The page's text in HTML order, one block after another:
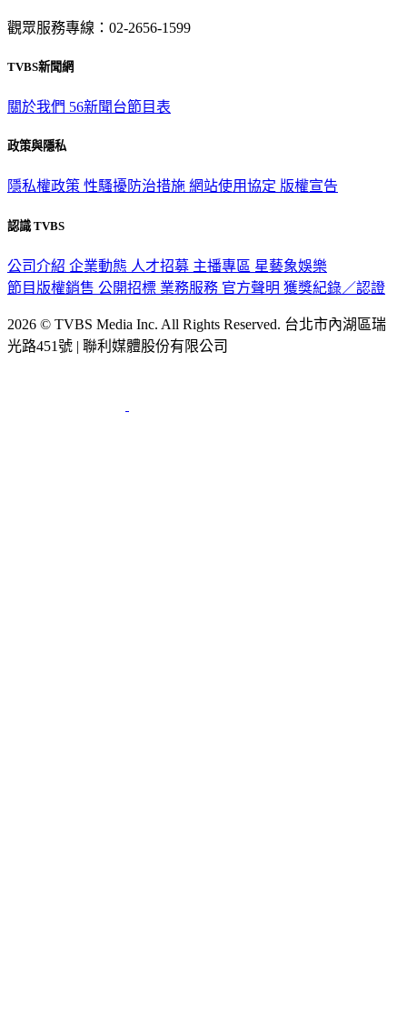
觀眾服務專線：02-2656-1599
TVBS新聞網
關於我們 56新聞台節目表
政策與隱私
隱私權政策 性騷擾防治措施 網站使用協定 版權宣告
認識 TVBS
公司介紹 企業動態 人才招募 主播專區 星藝象娛樂
節目版權銷售 公開招標 業務服務 官方聲明 獲獎紀錄／認證
2026 © TVBS Media Inc. All Rights Reserved. 台北市內湖區瑞
光路451號 | 聯利媒體股份有限公司